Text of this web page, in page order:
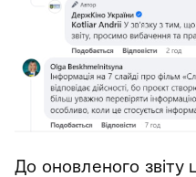
До оновленого звіту